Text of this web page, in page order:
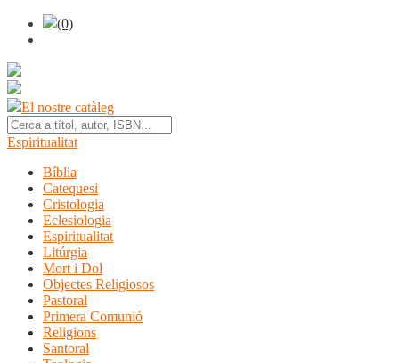
(0)
El nostre catàleg
Espiritualitat
Bíblia
Catequesi
Cristologia
Eclesiologia
Espiritualitat
Litúrgia
Mort i Dol
Objectes Religiosos
Pastoral
Primera Comunió
Religions
Santoral